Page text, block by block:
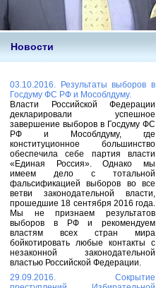
Новости
03.10.2016. Результаты выборов в
Госдуму ФС РФ и Мособлдуму.
Власти Российской Федерации
декларировали успешное
завершение выборов в Госдуму ФС
РФ и Мособлдуму, где
конституционное большинство
обеспечила себе партия власти
«Единая Россия». Однако мы
имеем дело с тотальной
фальсификацией выборов во все
ветви законодательной власти,
прошедшие 18 сентября 2016 года.
Мы не признаем результатов
выборов в РФ и рекомендуем
властям всех стран мира
бойкотировать любые контакты с
незаконной законодательной
властью Российской Федерации.
29.09.2016. Сокрытие